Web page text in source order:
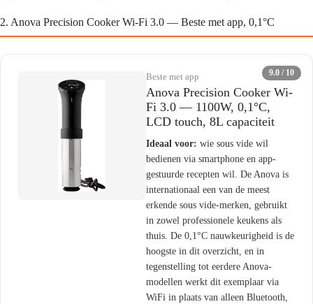
2. Anova Precision Cooker Wi-Fi 3.0 — Beste met app, 0,1°C
9.0 / 10
Beste met app
Anova Precision Cooker Wi-
Fi 3.0 — 1100W, 0,1°C,
LCD touch, 8L capaciteit
Ideaal voor: wie sous vide wil
bedienen via smartphone en app-
gestuurde recepten wil. De Anova is
internationaal een van de meest
erkende sous vide-merken, gebruikt
in zowel professionele keukens als
thuis. De 0,1°C nauwkeurigheid is de
hoogste in dit overzicht, en in
tegenstelling tot eerdere Anova-
modellen werkt dit exemplaar via
WiFi in plaats van alleen Bluetooth,